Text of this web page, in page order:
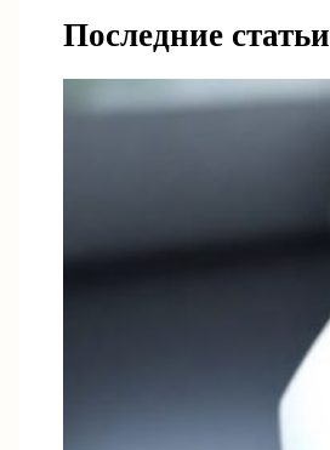
Последние статьи